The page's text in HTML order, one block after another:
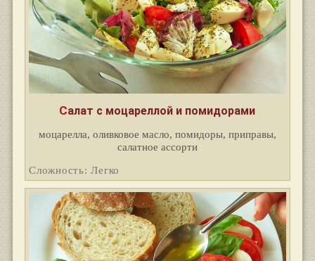
Салат с моцареллой и помидорами
моцарелла, оливковое масло, помидоры, приправы,
салатное ассорти
Сложность: Легко